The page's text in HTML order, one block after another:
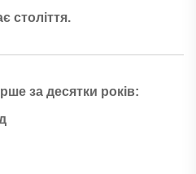
століття.
за десятки років: